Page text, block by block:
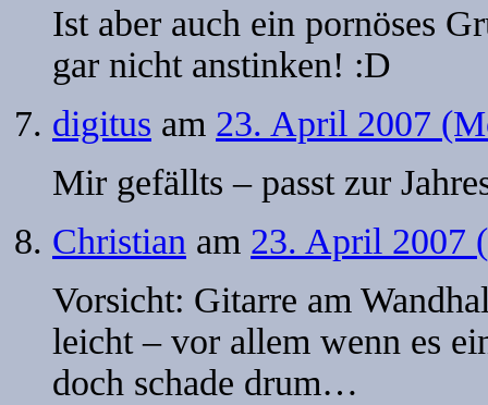
Ist aber auch ein pornöses
gar nicht anstinken! :D
digitus am 23. April 2007
Mir gefällts – passt zur
Christian am 23. April 2007
Vorsicht: Gitarre am
leicht – vor allem wenn es
doch schade drum…